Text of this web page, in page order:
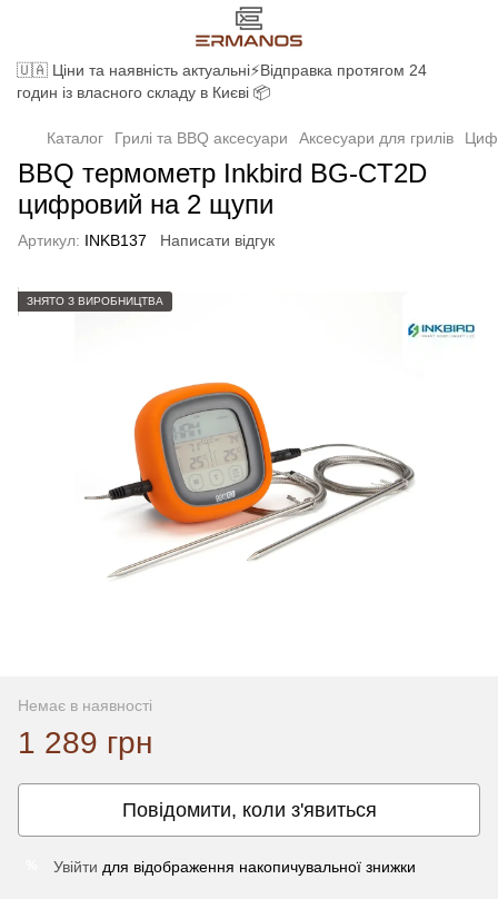
🇺🇦 Ціни та наявність актуальні⚡Відправка протягом 24
годин із власного складу в Києві 📦
Каталог Грилі та BBQ аксесуари Аксесуари для грилів
BBQ термометр Inkbird BG-CT2D
цифровий на 2 щупи
Артикул: INKB137 Написати відгук
ЗНЯТО З ВИРОБНИЦТВА
Немає в наявності
1 289 грн
Повідомити, коли з'явиться
Увійти для відображення накопичувальної знижки